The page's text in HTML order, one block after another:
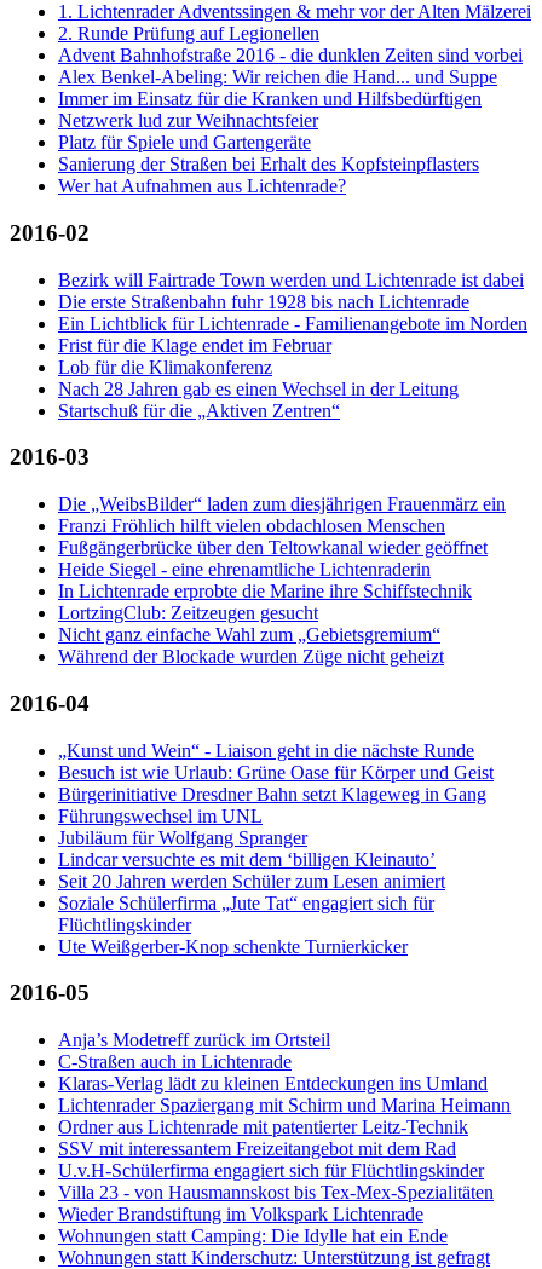
1. Lichtenrader Adventssingen & mehr vor der Alten Mälzerei
2. Runde Prüfung auf Legionellen
Advent Bahnhofstraße 2016 - die dunklen Zeiten sind vorbei
Alex Benkel-Abeling: Wir reichen die Hand... und Suppe
Immer im Einsatz für die Kranken und Hilfsbedürftigen
Netzwerk lud zur Weihnachtsfeier
Platz für Spiele und Gartengeräte
Sanierung der Straßen bei Erhalt des Kopfsteinpflasters
Wer hat Aufnahmen aus Lichtenrade?
2016-02
Bezirk will Fairtrade Town werden und Lichtenrade ist dabei
Die erste Straßenbahn fuhr 1928 bis nach Lichtenrade
Ein Lichtblick für Lichtenrade - Familienangebote im Norden
Frist für die Klage endet im Februar
Lob für die Klimakonferenz
Nach 28 Jahren gab es einen Wechsel in der Leitung
Startschuß für die „Aktiven Zentren“
2016-03
Die „WeibsBilder“ laden zum diesjährigen Frauenmärz ein
Franzi Fröhlich hilft vielen obdachlosen Menschen
Fußgängerbrücke über den Teltowkanal wieder geöffnet
Heide Siegel - eine ehrenamtliche Lichtenraderin
In Lichtenrade erprobte die Marine ihre Schiffstechnik
LortzingClub: Zeitzeugen gesucht
Nicht ganz einfache Wahl zum „Gebietsgremium“
Während der Blockade wurden Züge nicht geheizt
2016-04
„Kunst und Wein“ - Liaison geht in die nächste Runde
Besuch ist wie Urlaub: Grüne Oase für Körper und Geist
Bürgerinitiative Dresdner Bahn setzt Klageweg in Gang
Führungswechsel im UNL
Jubiläum für Wolfgang Spranger
Lindcar versuchte es mit dem ‘billigen Kleinauto’
Seit 20 Jahren werden Schüler zum Lesen animiert
Soziale Schülerfirma „Jute Tat“ engagiert sich für
Flüchtlingskinder
Ute Weißgerber-Knop schenkte Turnierkicker
2016-05
Anja’s Modetreff zurück im Ortsteil
C-Straßen auch in Lichtenrade
Klaras-Verlag lädt zu kleinen Entdeckungen ins Umland
Lichtenrader Spaziergang mit Schirm und Marina Heimann
Ordner aus Lichtenrade mit patentierter Leitz-Technik
SSV mit interessantem Freizeitangebot mit dem Rad
U.v.H-Schülerfirma engagiert sich für Flüchtlingskinder
Villa 23 - von Hausmannskost bis Tex-Mex-Spezialitäten
Wieder Brandstiftung im Volkspark Lichtenrade
Wohnungen statt Camping: Die Idylle hat ein Ende
Wohnungen statt Kinderschutz: Unterstützung ist gefragt